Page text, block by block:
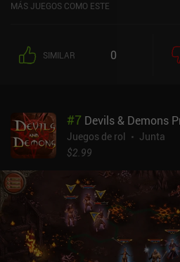
MÁS JUEGOS COMO ESTE
SIMILAR 0
#7 Devils & Demons
Juegos de rol
Junta
$2.99